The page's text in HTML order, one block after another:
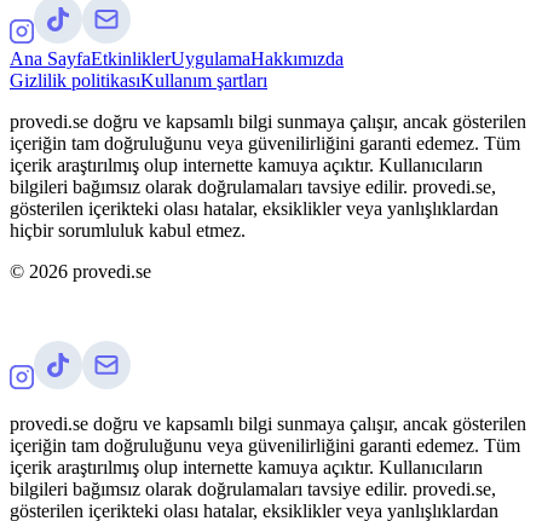
Ana SayfaEtkinliklerUygulamaHakkımızda
Gizlilik politikasıKullanım şartları
provedi.se doğru ve kapsamlı bilgi sunmaya çalışır, ancak gösterilen
içeriğin tam doğruluğunu veya güvenilirliğini garanti edemez. Tüm
içerik araştırılmış olup internette kamuya açıktır. Kullanıcıların
bilgileri bağımsız olarak doğrulamaları tavsiye edilir. provedi.se,
gösterilen içerikteki olası hatalar, eksiklikler veya yanlışlıklardan
hiçbir sorumluluk kabul etmez.
© 2026 provedi.se
provedi.se doğru ve kapsamlı bilgi sunmaya çalışır, ancak gösterilen
içeriğin tam doğruluğunu veya güvenilirliğini garanti edemez. Tüm
içerik araştırılmış olup internette kamuya açıktır. Kullanıcıların
bilgileri bağımsız olarak doğrulamaları tavsiye edilir. provedi.se,
gösterilen içerikteki olası hatalar, eksiklikler veya yanlışlıklardan